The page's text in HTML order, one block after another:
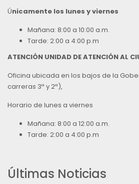
Únicamente los lunes y viernes
Mañana: 8:00 a 10:00 a.m.
Tarde: 2:00 a 4:00 p.m
ATENCIÓN UNIDAD DE ATENCIÓN AL
Oficina ubicada en los bajos de la
carreras 3ª y 2ª),
Horario de lunes a viernes
Mañana: 8:00 a 12:00 a.m.
Tarde: 2:00 a 4:00 p.m
Últimas Noticias